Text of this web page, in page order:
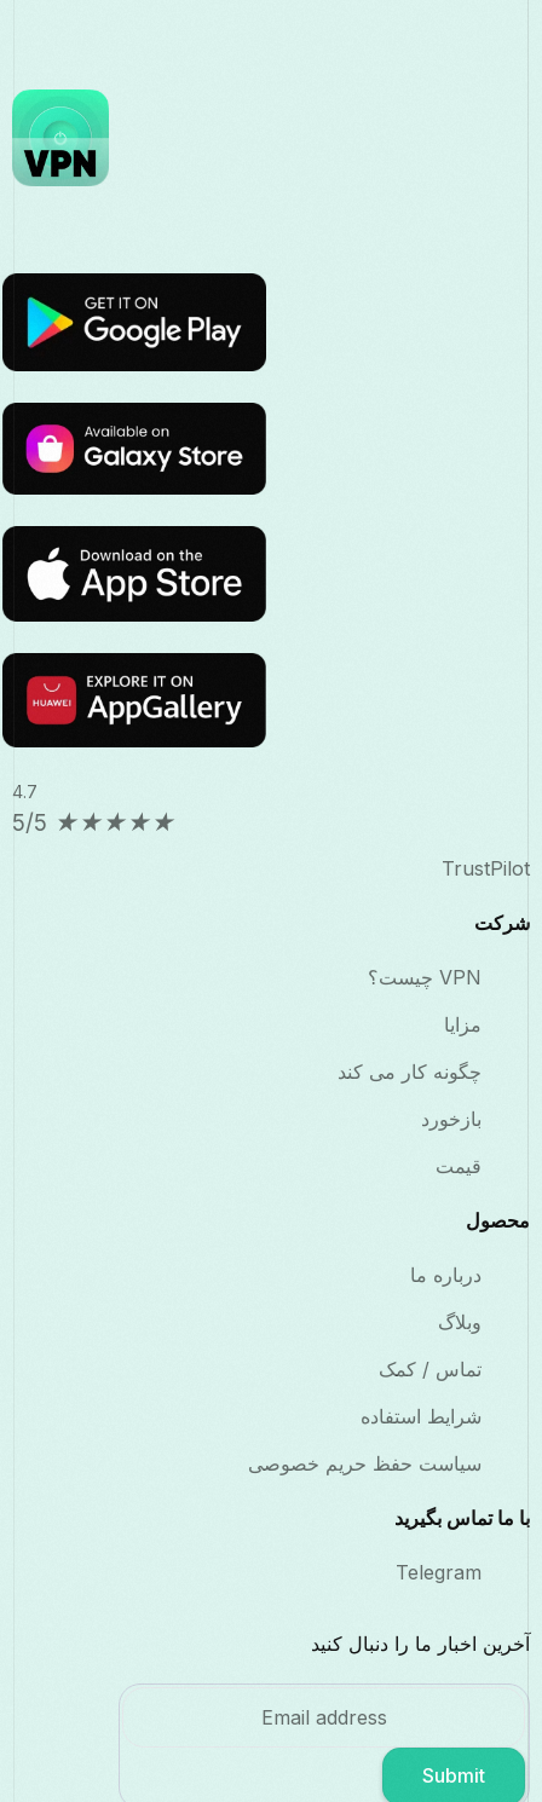
4.7
★
★
★
★
★
5/5
TrustPilot
شرکت
VPN چیست؟
مزایا
چگونه کار می کند
بازخورد
قیمت
محصول
درباره ما
وبلاگ
تماس / کمک
شرایط استفاده
سیاست حفظ حریم خصوصی
با ما تماس بگیرید
Telegram
آخرین اخبار ما را دنبال کنید
Submit